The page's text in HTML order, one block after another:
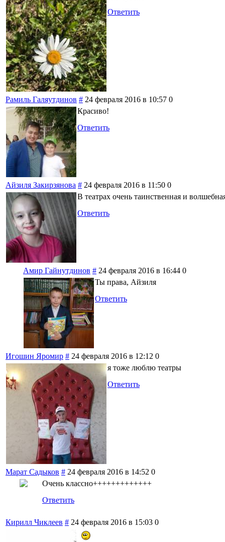
Ответить
Рамиль Галяутдинов # 24 февраля 2016 в 10:57 0
Красиво!
Ответить
Айзиля Закирзянова # 24 февраля 2016 в 11:50 0
В театрах очень таинственная и
Ответить
Амир Гайнутдинов # 24 февраля 2016 в 16:44 0
Ты права, Айзиля
Ответить
Игошин Яромир # 24 февраля 2016 в 12:12 0
я тоже люблю театры
Ответить
Марат Садыков # 24 февраля 2016 в 14:52 0
Очень классно+++++++++++++
Ответить
Кирилл Чиклеев # 24 февраля 2016 в 15:03 0